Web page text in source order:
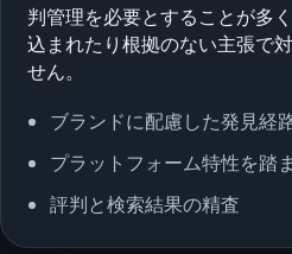
判管理を必要とすることが多
込まれたり根拠のない主張で
せん。
ブランドに配慮した発見経
プラットフォーム特性を踏
評判と検索結果の精査